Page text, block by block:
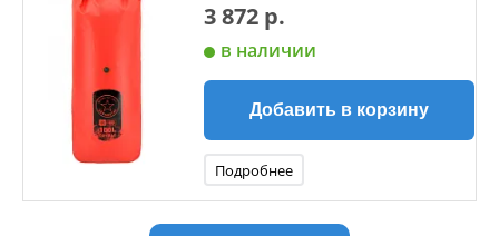
3 872 р.
в наличии
Добавить в корзину
Подробнее